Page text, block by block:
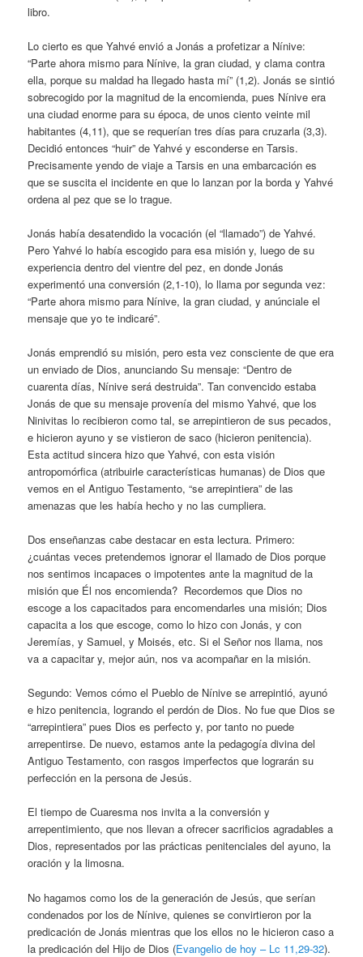
libro.
Lo cierto es que Yahvé envió a Jonás a profetizar a Nínive:
“Parte ahora mismo para Nínive, la gran ciudad, y clama contra
ella, porque su maldad ha llegado hasta mí” (1,2). Jonás se sintió
sobrecogido por la magnitud de la encomienda, pues Nínive era
una ciudad enorme para su época, de unos ciento veinte mil
habitantes (4,11), que se requerían tres días para cruzarla (3,3).
Decidió entonces “huir” de Yahvé y esconderse en Tarsis.
Precisamente yendo de viaje a Tarsis en una embarcación es
que se suscita el incidente en que lo lanzan por la borda y Yahvé
ordena al pez que se lo trague.
Jonás había desatendido la vocación (el “llamado”) de Yahvé.
Pero Yahvé lo había escogido para esa misión y, luego de su
experiencia dentro del vientre del pez, en donde Jonás
experimentó una conversión (2,1-10), lo llama por segunda vez:
“Parte ahora mismo para Nínive, la gran ciudad, y anúnciale el
mensaje que yo te indicaré”.
Jonás emprendió su misión, pero esta vez consciente de que era
un enviado de Dios, anunciando Su mensaje: “Dentro de
cuarenta días, Nínive será destruida”. Tan convencido estaba
Jonás de que su mensaje provenía del mismo Yahvé, que los
Ninivitas lo recibieron como tal, se arrepintieron de sus pecados,
e hicieron ayuno y se vistieron de saco (hicieron penitencia).
Esta actitud sincera hizo que Yahvé, con esta visión
antropomórfica (atribuirle características humanas) de Dios que
vemos en el Antiguo Testamento, “se arrepintiera” de las
amenazas que les había hecho y no las cumpliera.
Dos enseñanzas cabe destacar en esta lectura. Primero:
¿cuántas veces pretendemos ignorar el llamado de Dios porque
nos sentimos incapaces o impotentes ante la magnitud de la
misión que Él nos encomienda? Recordemos que Dios no
escoge a los capacitados para encomendarles una misión; Dios
capacita a los que escoge, como lo hizo con Jonás, y con
Jeremías, y Samuel, y Moisés, etc. Si el Señor nos llama, nos
va a capacitar y, mejor aún, nos va acompañar en la misión.
Segundo: Vemos cómo el Pueblo de Nínive se arrepintió, ayunó
e hizo penitencia, logrando el perdón de Dios. No fue que Dios se
“arrepintiera” pues Dios es perfecto y, por tanto no puede
arrepentirse. De nuevo, estamos ante la pedagogía divina del
Antiguo Testamento, con rasgos imperfectos que lograrán su
perfección en la persona de Jesús.
El tiempo de Cuaresma nos invita a la conversión y
arrepentimiento, que nos llevan a ofrecer sacrificios agradables a
Dios, representados por las prácticas penitenciales del ayuno, la
oración y la limosna.
No hagamos como los de la generación de Jesús, que serían
condenados por los de Nínive, quienes se convirtieron por la
predicación de Jonás mientras que los ellos no le hicieron caso a
la predicación del Hijo de Dios (Evangelio de hoy – Lc 11,29-32).